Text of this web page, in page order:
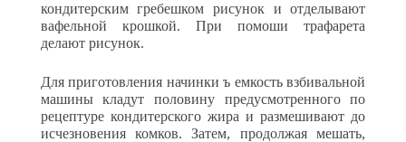
конди­терским гребешком рисунок и отделывают
вафельной крошкой. При помоши трафарета
делают рисунок.
Для приготовления начинки ъ емкость взбивальной
машины кла­дут половину предусмотренного по
рецептуре кондитерского жира и размешивают до
исчезновения комков. Затем, продолжая мешать,